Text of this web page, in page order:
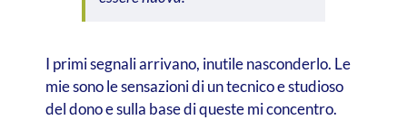
I primi segnali arrivano, inutile nasconderlo. Le
mie sono le sensazioni di un tecnico e studioso
del dono e sulla base di queste mi concentro.